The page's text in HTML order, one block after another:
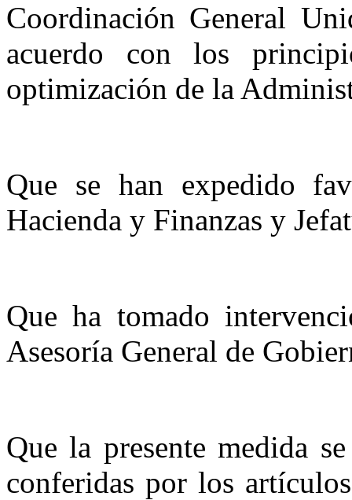
Coordinación General
acuerdo con los
optimización de la
Que se han expedido
Hacienda y Finanzas y
Que ha tomado
Asesoría General de
Que la presente medida
conferidas por los